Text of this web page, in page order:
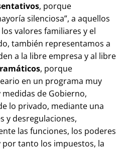
, porque
silenciosa”, a aquellos
valores familiares y el
también representamos a
a la libre empresa y al libre
, porque
en un programa muy
de Gobierno,
lo privado, mediante una
y desregulaciones,
las funciones, los poderes
por tanto los impuestos, la